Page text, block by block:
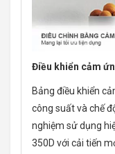
Điều khiển cảm
Bảng điều khiển
công suất và chế
nghiệm sử dụng
350D với cải tiến